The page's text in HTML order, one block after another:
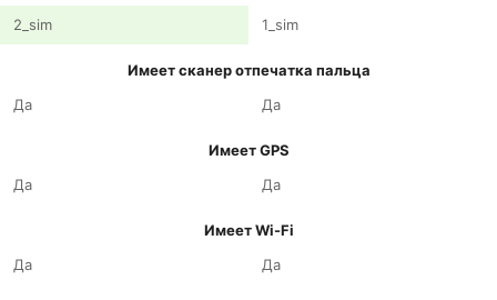
2_sim
1_sim
Имеет сканер отпечатка пальца
Да
Да
Имеет GPS
Да
Да
Имеет Wi-Fi
Да
Да